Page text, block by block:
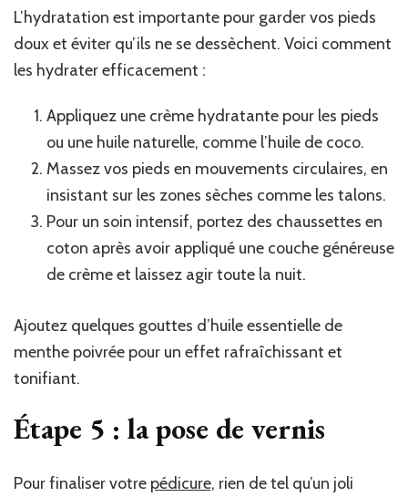
L’hydratation est importante pour garder vos pieds
doux et éviter qu’ils ne se dessèchent. Voici comment
les hydrater efficacement :
Appliquez une crème hydratante pour les pieds
ou une huile naturelle, comme l’huile de coco.
Massez vos pieds en mouvements circulaires, en
insistant sur les zones sèches comme les talons.
Pour un soin intensif, portez des chaussettes en
coton après avoir appliqué une couche généreuse
de crème et laissez agir toute la nuit.
Ajoutez quelques gouttes d’huile essentielle de
menthe poivrée pour un effet rafraîchissant et
tonifiant.
Étape 5 : la pose de vernis
Pour finaliser votre pédicure, rien de tel qu’un joli